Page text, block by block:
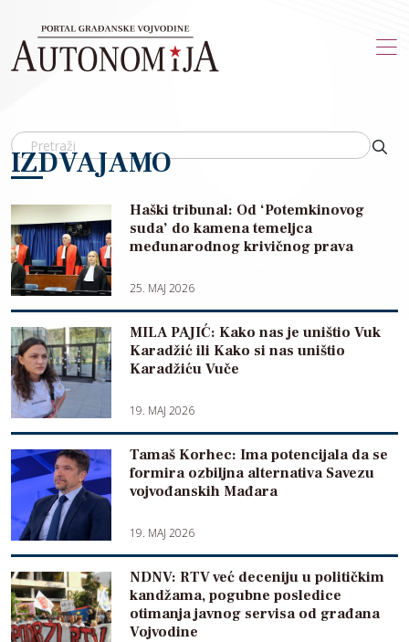
IZDVAJAMO
Haški tribunal: Od ‘Potemkinovog
suda’ do kamena temeljca
međunarodnog krivičnog prava
25. MAJ 2026
MILA PAJIĆ: Kako nas je uništio Vuk
Karadžić ili Kako si nas uništio
Karadžiću Vuče
19. MAJ 2026
Tamaš Korhec: Ima potencijala da se
formira ozbiljna alternativa Savezu
vojvođanskih Mađara
19. MAJ 2026
NDNV: RTV već deceniju u političkim
kandžama, pogubne posledice
otimanja javnog servisa od građana
Vojvodine